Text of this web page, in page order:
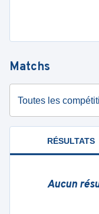
Matchs
Toutes les
RÉSULTATS
Aucun